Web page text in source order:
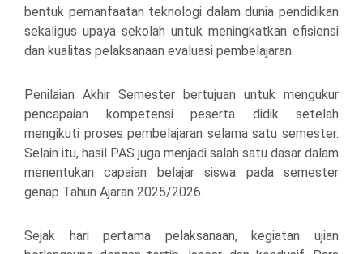
bentuk pemanfaatan teknologi dalam dunia pendidikan
sekaligus upaya sekolah untuk meningkatkan efisiensi
dan kualitas pelaksanaan evaluasi pembelajaran.
Penilaian Akhir Semester bertujuan untuk mengukur
pencapaian kompetensi peserta didik setelah
mengikuti proses pembelajaran selama satu semester.
Selain itu, hasil PAS juga menjadi salah satu dasar dalam
menentukan capaian belajar siswa pada semester
genap Tahun Ajaran 2025/2026.
Sejak hari pertama pelaksanaan, kegiatan ujian